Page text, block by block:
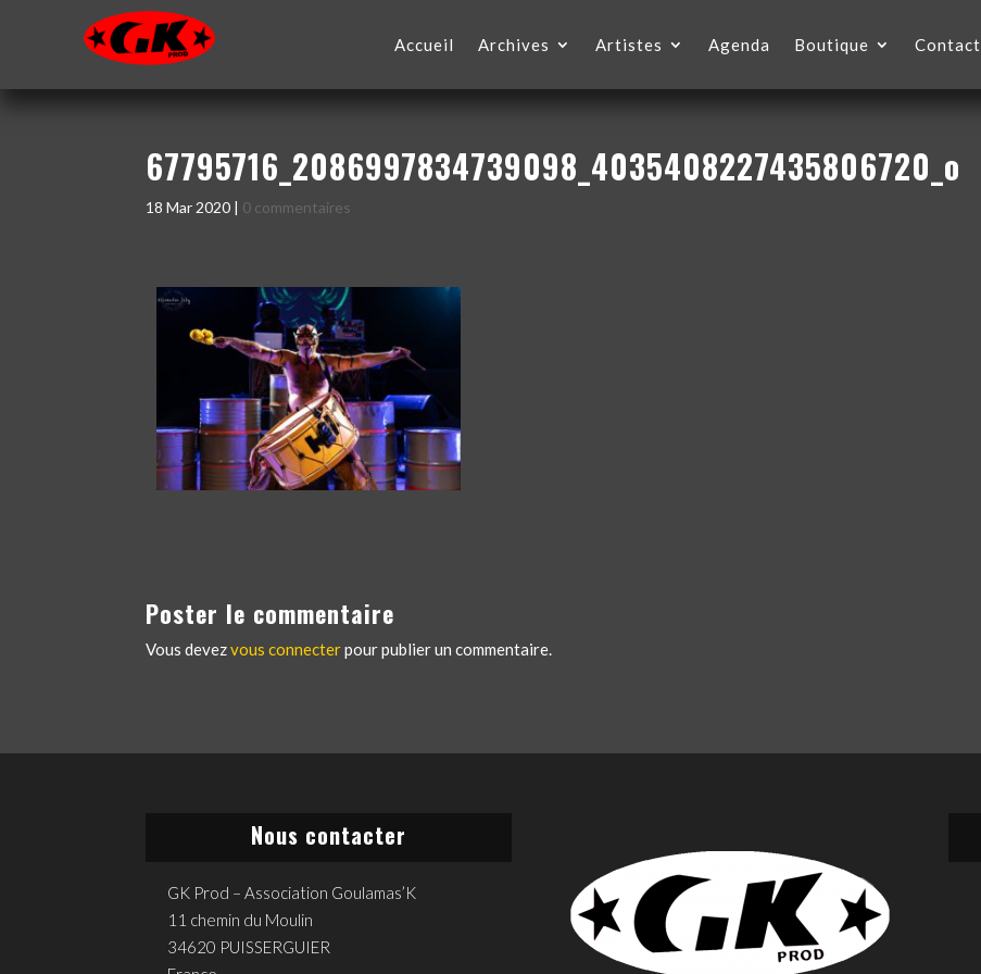
Accueil Archives Artistes Agenda Boutique Contact
67795716_2086997834739098_4035408227435806720_o
18 Mar 2020 | 0 commentaires
Poster le commentaire
Vous devezvous connecterpour publier un commentaire.
Nous contacter
GK Prod – Association Goulamas’K
11 chemin du Moulin
34620 PUISSERGUIER